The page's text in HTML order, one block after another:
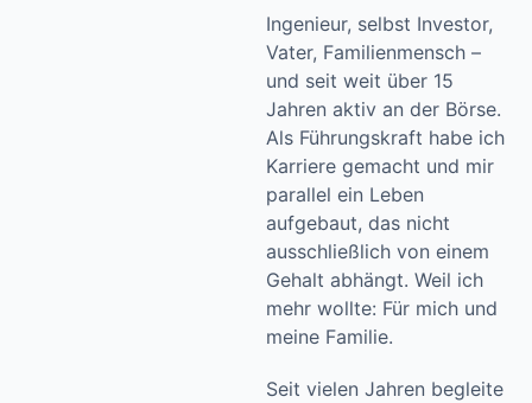
Ingenieur, selbst Investor,
Vater, Familienmensch –
und seit weit über 15
Jahren aktiv an der Börse.
Als Führungskraft habe ich
Karriere gemacht und mir
parallel ein Leben
aufgebaut, das nicht
ausschließlich von einem
Gehalt abhängt. Weil ich
mehr wollte: Für mich und
meine Familie.
Seit vielen Jahren begleite